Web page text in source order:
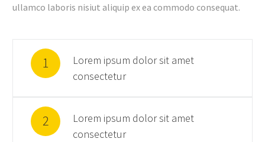
ullamco laboris nisiut aliquip ex ea commodo consequat.
1
Lorem ipsum dolor sit amet
consectetur
2
Lorem ipsum dolor sit amet
consectetur